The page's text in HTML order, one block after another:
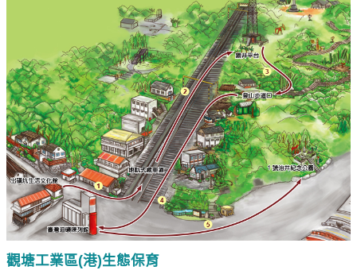
消
息
互
動
專
區
中
油
首
觀塘工業區(港)生態保育